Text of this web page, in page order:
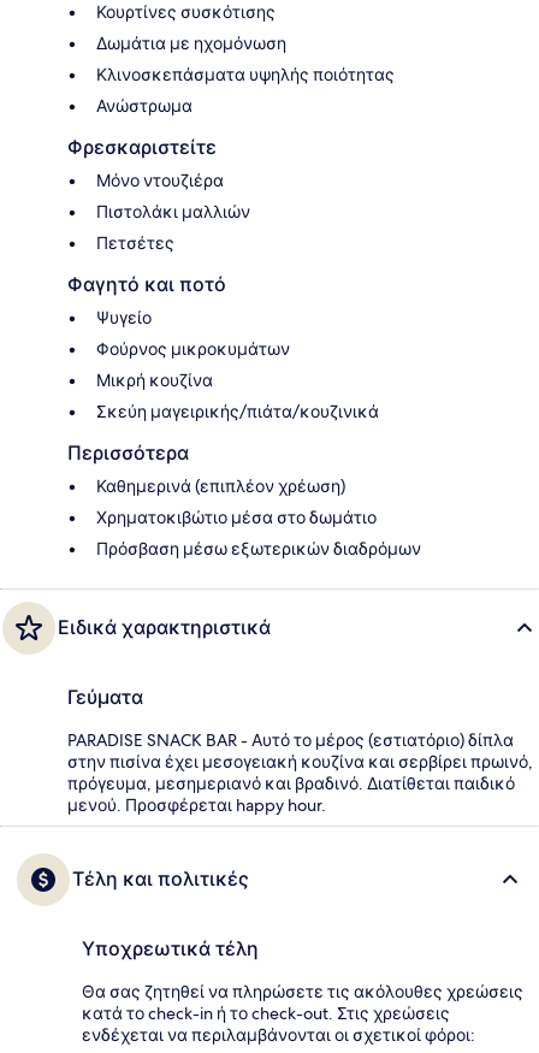
Κουρτίνες συσκότισης
Δωμάτια με ηχομόνωση
Κλινοσκεπάσματα υψηλής ποιότητας
Ανώστρωμα
Φρεσκαριστείτε
Μόνο ντουζιέρα
Πιστολάκι μαλλιών
Πετσέτες
Φαγητό και ποτό
Ψυγείο
Φούρνος μικροκυμάτων
Μικρή κουζίνα
Σκεύη μαγειρικής/πιάτα/κουζινικά
Περισσότερα
Καθημερινά (επιπλέον χρέωση)
Χρηματοκιβώτιο μέσα στο δωμάτιο
Πρόσβαση μέσω εξωτερικών διαδρόμων
Ειδικά χαρακτηριστικά
Γεύματα
PARADISE SNACK BAR - Αυτό το μέρος (εστιατόριο) δίπλα
στην πισίνα έχει μεσογειακή κουζίνα και σερβίρει πρωινό,
πρόγευμα, μεσημεριανό και βραδινό. Διατίθεται παιδικό
μενού. Προσφέρεται happy hour.
Τέλη και πολιτικές
Υποχρεωτικά τέλη
Θα σας ζητηθεί να πληρώσετε τις ακόλουθες χρεώσεις
κατά το check-in ή το check-out. Στις χρεώσεις
ενδέχεται να περιλαμβάνονται οι σχετικοί φόροι: